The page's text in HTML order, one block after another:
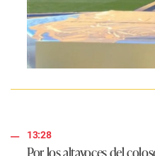
13:28
Por los altavoces del